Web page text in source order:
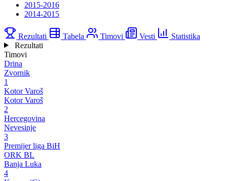
2015-2016
2014-2015
Rezultati Tabela Timovi Vesti
Statistika
Rezultati
Timovi
Drina
Zvornik
1
Kotor Varoš
Kotor Varoš
2
Hercegovina
Nevesinje
3
Premijer liga BiH
ORK BL
Banja Luka
4